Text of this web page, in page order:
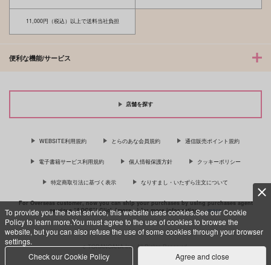
To provide you the best service, this website uses cookies.See our Cookie
Policy to learn more.You must agree to the use of cookies to browse the
website, but you can also refuse the use of some cookies through your browser
settings.
Check our Cookie Policy
Agree and close
11,000円（税込）以上で送料当社負担
便利な機能/サービス
店舗を探す
WEBSITE利用規約 とらのあな会員規約 通信販売ポイント規約
電子書籍サービス利用規約 個人情報保護方針 クッキーポリシー
特定商取引法に基づく表示 なりすまし・いたずら注文について
For Overseas customer, now you can ship your purchases by using purchases agent
services “AOCS”! Click {more…} for more information …more
c TORANOANA Inc, All Rights Reserved.